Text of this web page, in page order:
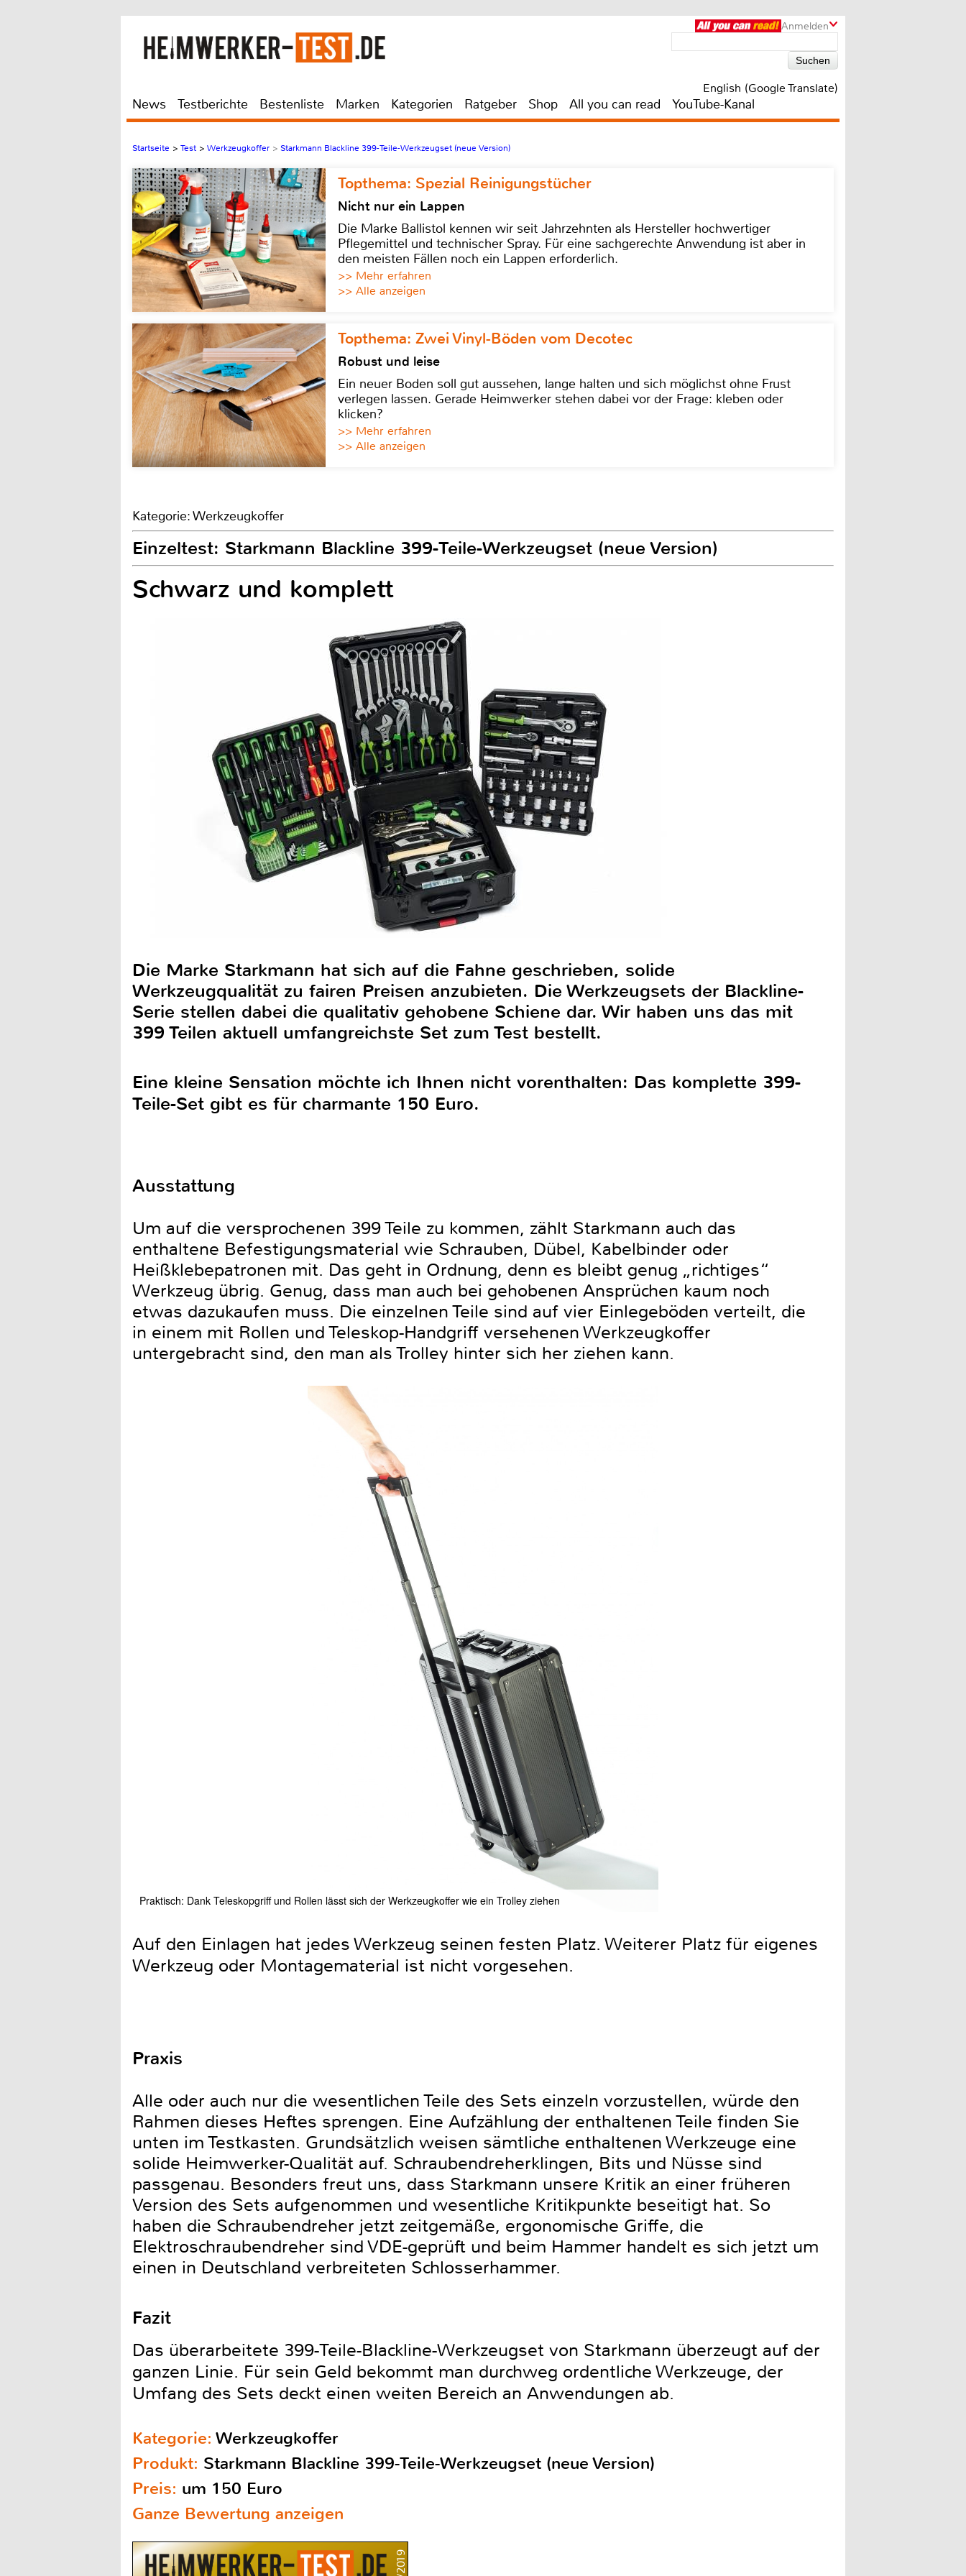
Anmelden
English (Google Translate)
News Testberichte Bestenliste Marken Kategorien Ratgeber Shop All you can read YouTube-Kanal
Startseite > Test > Werkzeugkoffer > Starkmann Blackline 399-Teile-Werkzeugset (neue Version)
Topthema: Spezial Reinigungstücher
Nicht nur ein Lappen
Die Marke Ballistol kennen wir seit Jahrzehnten als Hersteller hochwertiger
Pflegemittel und technischer Spray. Für eine sachgerechte Anwendung ist aber in
den meisten Fällen noch ein Lappen erforderlich.
>> Mehr erfahren
>> Alle anzeigen
Topthema: Zwei Vinyl-Böden vom Decotec
Robust und leise
Ein neuer Boden soll gut aussehen, lange halten und sich möglichst ohne Frust
verlegen lassen. Gerade Heimwerker stehen dabei vor der Frage: kleben oder
klicken?
>> Mehr erfahren
>> Alle anzeigen
Kategorie: Werkzeugkoffer
Einzeltest: Starkmann Blackline 399-Teile-Werkzeugset (neue Version)
Schwarz und komplett
Die Marke Starkmann hat sich auf die Fahne geschrieben, solide
Werkzeugqualität zu fairen Preisen anzubieten. Die Werkzeugsets der Blackline-
Serie stellen dabei die qualitativ gehobene Schiene dar. Wir haben uns das mit
399 Teilen aktuell umfangreichste Set zum Test bestellt.
Eine kleine Sensation möchte ich Ihnen nicht vorenthalten: Das komplette 399-
Teile-Set gibt es für charmante 150 Euro.
Ausstattung
Um auf die versprochenen 399 Teile zu kommen, zählt Starkmann auch das
enthaltene Befestigungsmaterial wie Schrauben, Dübel, Kabelbinder oder
Heißklebepatronen mit. Das geht in Ordnung, denn es bleibt genug „richtiges“
Werkzeug übrig. Genug, dass man auch bei gehobenen Ansprüchen kaum noch
etwas dazukaufen muss. Die einzelnen Teile sind auf vier Einlegeböden verteilt, die
in einem mit Rollen und Teleskop-Handgriff versehenen Werkzeugkoffer
untergebracht sind, den man als Trolley hinter sich her ziehen kann.
Praktisch: Dank Teleskopgriff und Rollen lässt sich der Werkzeugkoffer wie ein Trolley ziehen
Auf den Einlagen hat jedes Werkzeug seinen festen Platz. Weiterer Platz für eigenes
Werkzeug oder Montagematerial ist nicht vorgesehen.
Praxis
Alle oder auch nur die wesentlichen Teile des Sets einzeln vorzustellen, würde den
Rahmen dieses Heftes sprengen. Eine Aufzählung der enthaltenen Teile finden Sie
unten im Testkasten. Grundsätzlich weisen sämtliche enthaltenen Werkzeuge eine
solide Heimwerker-Qualität auf. Schraubendreherklingen, Bits und Nüsse sind
passgenau. Besonders freut uns, dass Starkmann unsere Kritik an einer früheren
Version des Sets aufgenommen und wesentliche Kritikpunkte beseitigt hat. So
haben die Schraubendreher jetzt zeitgemäße, ergonomische Griffe, die
Elektroschraubendreher sind VDE-geprüft und beim Hammer handelt es sich jetzt um
einen in Deutschland verbreiteten Schlosserhammer.
Fazit
Das überarbeitete 399-Teile-Blackline-Werkzeugset von Starkmann überzeugt auf der
ganzen Linie. Für sein Geld bekommt man durchweg ordentliche Werkzeuge, der
Umfang des Sets deckt einen weiten Bereich an Anwendungen ab.
Kategorie:Werkzeugkoffer
Produkt: Starkmann Blackline 399-Teile-Werkzeugset (neue Version)
Preis: um 150 Euro
Ganze Bewertung anzeigen
3/2019